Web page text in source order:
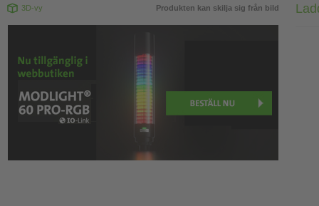
3D-vy Produkten kan skilja sig från bild